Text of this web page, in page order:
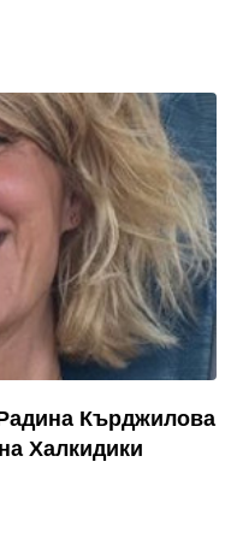
Кърджилова
Халкидики